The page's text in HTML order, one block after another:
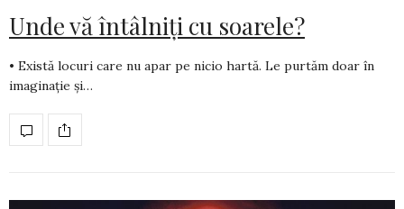
Unde vă întâlniți cu soarele?
• Există locuri care nu apar pe nicio hartă. Le purtăm doar în
ima­ginație și…